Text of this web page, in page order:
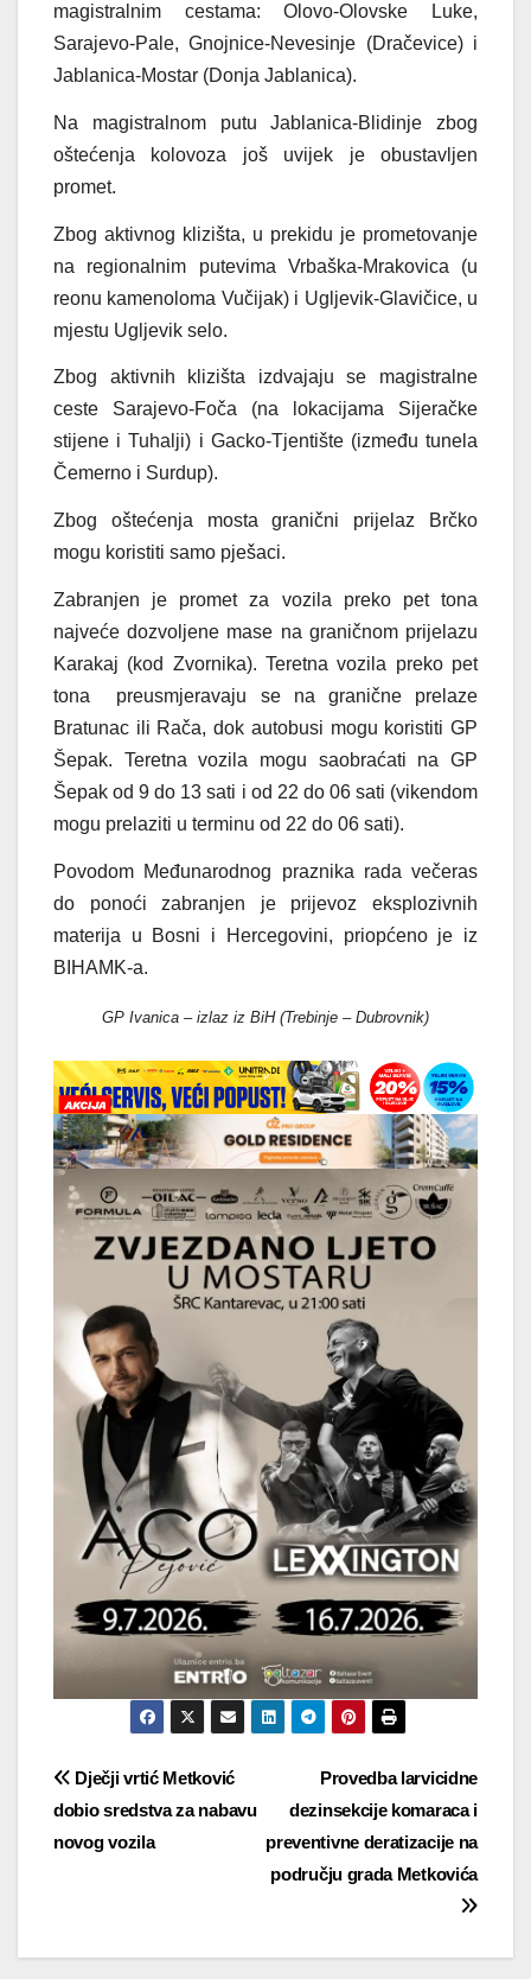
magistralnim cestama: Olovo-Olovske Luke,
Sarajevo-Pale, Gnojnice-Nevesinje (Dračevice) i
Jablanica-Mostar (Donja Jablanica).
Na magistralnom putu Jablanica-Blidinje zbog
oštećenja kolovoza još uvijek je obustavljen
promet.
Zbog aktivnog klizišta, u prekidu je prometovanje
na regionalnim putevima Vrbaška-Mrakovica (u
reonu kamenoloma Vučijak) i Ugljevik-Glavičice, u
mjestu Ugljevik selo.
Zbog aktivnih klizišta izdvajaju se magistralne
ceste Sarajevo-Foča (na lokacijama Sijeračke
stijene i Tuhalji) i Gacko-Tjentište (između tunela
Čemerno i Surdup).
Zbog oštećenja mosta granični prijelaz Brčko
mogu koristiti samo pješaci.
Zabranjen je promet za vozila preko pet tona
najveće dozvoljene mase na graničnom prijelazu
Karakaj (kod Zvornika). Teretna vozila preko pet
tona preusmjeravaju se na granične prelaze
Bratunac ili Rača, dok autobusi mogu koristiti GP
Šepak. Teretna vozila mogu saobraćati na GP
Šepak od 9 do 13 sati i od 22 do 06 sati (vikendom
mogu prelaziti u terminu od 22 do 06 sati).
Povodom Međunarodnog praznika rada večeras
do ponoći zabranjen je prijevoz eksplozivnih
materija u Bosni i Hercegovini, priopćeno je iz
BIHAMK-a.
GP Ivanica – izlaz iz BiH (Trebinje – Dubrovnik)
Navigacija
objava
Provedba larvicidne
dezinsekcije komaraca i
preventivne deratizacije na
području grada Metkovića
Dječji vrtić Metković
dobio sredstva za nabavu
novog vozila